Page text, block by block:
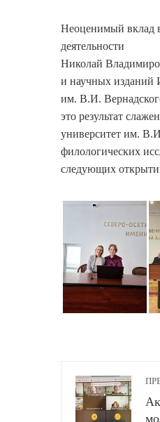
Неоценимый вклад
деятельности
Николай
и научных изданий
им. В.И.
это результат
университет им.
филологических
следующих